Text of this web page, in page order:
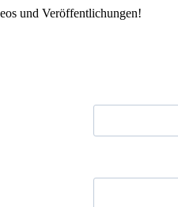
und Veröffentlichungen!